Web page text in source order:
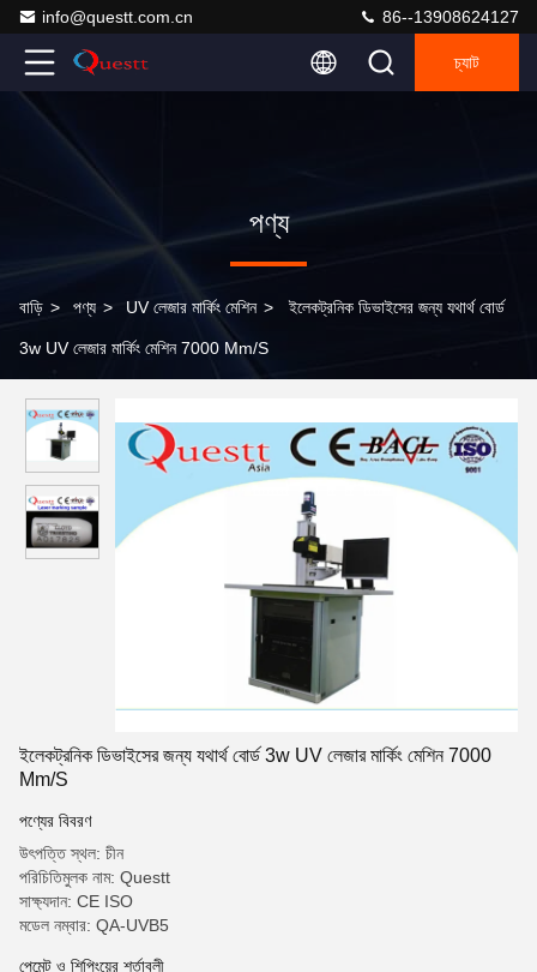
info@questt.com.cn 86--13908624127
চ্যাট
পণ্য
বাড়ি > পণ্য > UV লেজার মার্কিং মেশিন > ইলেকট্রনিক ডিভাইসের জন্য যথার্থ বোর্ড
3w UV লেজার মার্কিং মেশিন 7000 Mm/S
ইলেকট্রনিক ডিভাইসের জন্য যথার্থ বোর্ড 3w UV লেজার মার্কিং মেশিন 7000
Mm/S
পণ্যের বিবরণ
উৎপত্তি স্থল: চীন
পরিচিতিমুলক নাম: Questt
সাক্ষ্যদান: CE ISO
মডেল নম্বার: QA-UVB5
পেমেন্ট ও শিপিংয়ের শর্তাবলী